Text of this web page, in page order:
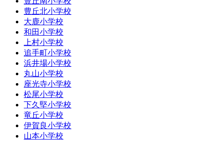
豊丘北小学校
大鹿小学校
和田小学校
上村小学校
追手町小学校
浜井場小学校
丸山小学校
座光寺小学校
松尾小学校
下久堅小学校
竜丘小学校
伊賀良小学校
山本小学校